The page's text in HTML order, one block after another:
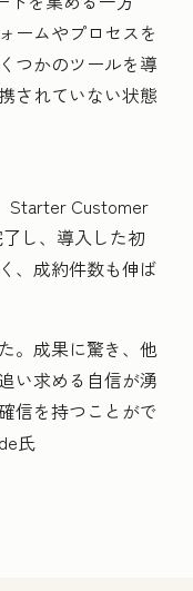
ームやプロセスを
つかのツールを導
されていない状態
Starter Customer
し、導入した初
、成約件数も伸ば
。成果に驚き、他
い求める自信が湧
信を持つことがで
氏